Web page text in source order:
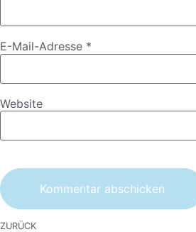
E-Mail-Adresse *
Website
ZURÜCK